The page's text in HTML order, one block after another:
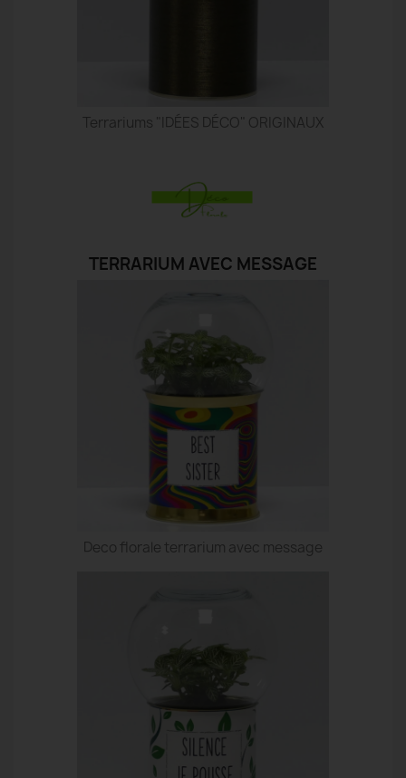
Terrariums "IDÉES DÉCO" ORIGINAUX
TERRARIUM AVEC MESSAGE
Deco florale terrarium avec message